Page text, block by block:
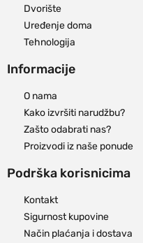
Dvorište
Uređenje doma
Tehnologija
Informacije
O nama
Kako izvršiti narudžbu?
Zašto odabrati nas?
Proizvodi iz naše ponude
Podrška korisnicima
Kontakt
Sigurnost kupovine
Način plaćanja i dostava